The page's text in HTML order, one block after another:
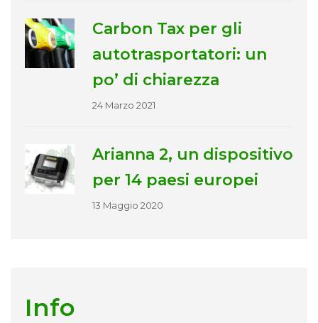
Carbon Tax per gli
autotrasportatori: un
po’ di chiarezza
24 Marzo 2021
Arianna 2, un dispositivo
per 14 paesi europei
13 Maggio 2020
Info